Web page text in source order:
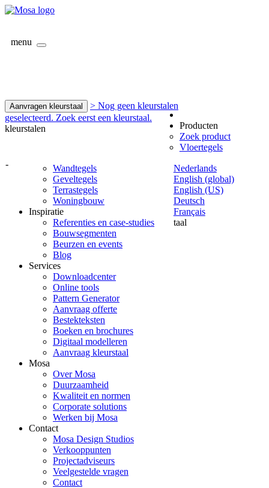
menu
Aanvragen kleurstaal
> Nog geen kleurstalen
geselecteerd. Zoek eerst een kleurstaal.
kleurstalen
-
Nederlands
English (global)
English (US)
Deutsch
Français
taal
Producten
Zoek product
Vloertegels
Wandtegels
Geveltegels
Terrastegels
Woningbouw
Inspiratie
Referenties en case-studies
Bouwsegmenten
Beurzen en events
Blog
Services
Downloadcenter
Online tools
Pattern Generator
Aanvraag offerte
Bestekteksten
Boeken en brochures
Digitaal modelleren
Aanvraag kleurstaal
Mosa
Over Mosa
Duurzaamheid
Kwaliteit en normen
Corporate solutions
Werken bij Mosa
Contact
Mosa Design Studios
Verkooppunten
Projectadviseurs
Veelgestelde vragen
Contact